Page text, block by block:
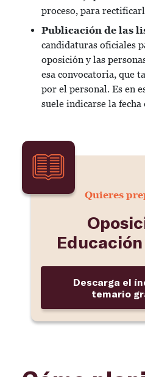
proceso, para
Publicación de las
candidaturas oficiales
oposición y las
esa convocatoria, que
por el personal. Es en
suele indicarse la
Quieres
Descarga el
temario